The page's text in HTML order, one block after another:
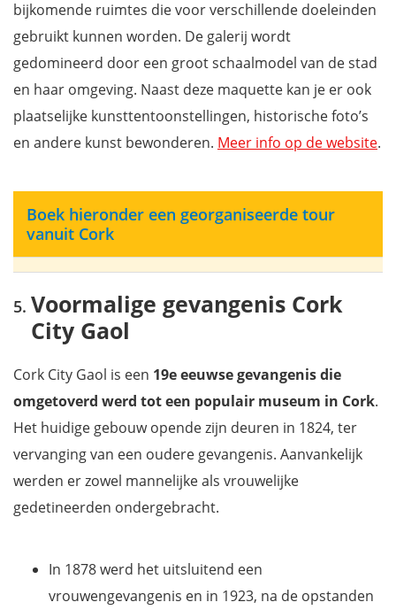
bijkomende ruimtes die voor verschillende doeleinden
gebruikt kunnen worden. De galerij wordt
gedomineerd door een groot schaalmodel van de stad
en haar omgeving. Naast deze maquette kan je er ook
plaatselijke kunsttentoonstellingen, historische foto’s
en andere kunst bewonderen. Meer info op de website.
Boek hieronder een georganiseerde tour
vanuit Cork
Voormalige gevangenis Cork
City Gaol
Cork City Gaol is een 19e eeuwse gevangenis die
omgetoverd werd tot een populair museum in Cork.
Het huidige gebouw opende zijn deuren in 1824, ter
vervanging van een oudere gevangenis. Aanvankelijk
werden er zowel mannelijke als vrouwelijke
gedetineerden ondergebracht.
In 1878 werd het uitsluitend een
vrouwengevangenis en in 1923, na de opstanden